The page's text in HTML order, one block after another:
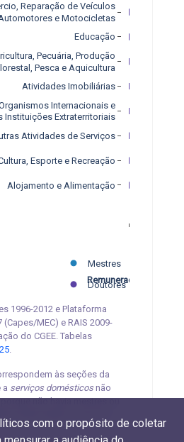
Alojamento e Alimentação
Esporte e Recreação
Atividades de Serviços
Internacionais e
Instituições Extraterritoriais
Atividades Imobiliárias
Pecuária, Produção
Pesca e Aquicultura
Educação
Reparação de Veículos
e Motocicletas
Mestres
Doutores
Remuneração média
1996-2012 e Plataforma
(Capes/MEC) e RAIS 2009-
do CGEE. Tabelas
.
às seções da
a serviços domésticosnão
não havia mestres ou
com o propósito de coletar